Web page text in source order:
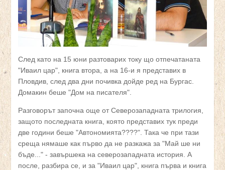
След като на 15 юни разтоварих току що отпечатаната
"Иваил цар", книга втора, а на 16-и я представих в
Пловдив, след два дни почивка дойде ред на Бургас.
Домакин беше "Дом на писателя".
Разговорът започна още от Северозападната трилогия,
защото последната книга, която представих тук преди
две години беше "Автономията????". Така че при тази
среща нямаше как първо да не разкажа за "Май ше ни
бъде..." - завършека на северозападната история. А
после, разбира се, и за "Иваил цар", книга първа и книга